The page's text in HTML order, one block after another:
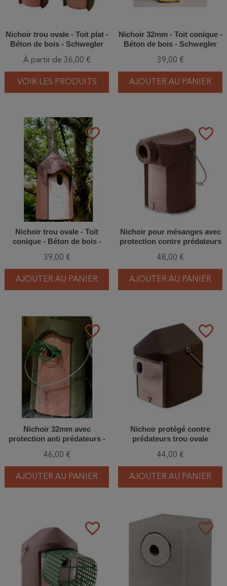
Nichoir trou ovale - Toit plat -
Béton de bois - Schwegler
À partir de 36,00 €
VOIR LES PRODUITS
Nichoir 32mm - Toit conique -
Béton de bois - Schwegler
39,00 €
AJOUTER AU PANIER
favorite_border
Nichoir trou ovale - Toit
conique - Béton de bois -
39,00 €
AJOUTER AU PANIER
favorite_border
Nichoir pour mésanges avec
protection contre prédateurs
Schwegler (3SV - 122/1)
48,00 €
AJOUTER AU PANIER
favorite_border
Nichoir 32mm avec
protection anti prédateurs -
Schwegler (1B - 202/0)
46,00 €
AJOUTER AU PANIER
favorite_border
Nichoir protégé contre
prédateurs trou ovale
Schwegler (2GR - 218/1)
44,00 €
AJOUTER AU PANIER
favorite_border favorite_border